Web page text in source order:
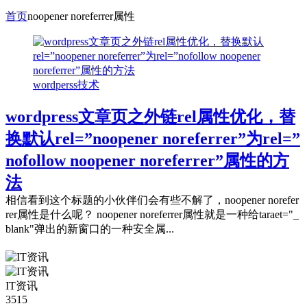
首页noopener noreferrer属性
wordperss技术
wordpress文章页之外链rel属性优化，替
换默认rel=”noopener noreferrer”为rel=”
nofollow noopener noreferrer”属性的方
法
相信看到这个标题的小伙伴们会有些不解了，noopener norefer
rer属性是什么呢？ noopener noreferrer属性就是一种给taraet="_
blank"弹出的新窗口的一种安全属...
IT资讯
3515